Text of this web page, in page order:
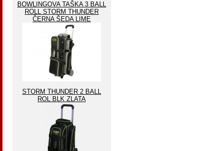
BOWLINGOVA TAŠKA 3 BALL
ROLL STORM THUNDER
ČERNA ŠEDA LIME
STORM THUNDER 2 BALL
ROL BLK ZLATA